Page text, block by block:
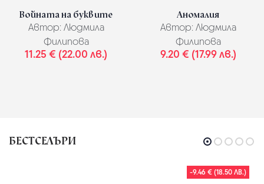
Войната на буквите
Автор: Людмила
Филипова
11.25 € (22.00 лв.)
Аномалия
Автор: Людмила
Филипова
9.20 € (17.99 лв.)
БЕСТСЕЛЪРИ
-9.46 € (18.50 ЛВ.)